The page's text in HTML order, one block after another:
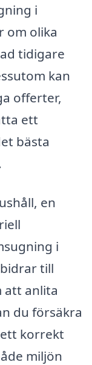
i
om olika
tidigare
kan
offerter,
ett
bästa
en
i
till
att anlita
du försäkra
korrekt
miljön